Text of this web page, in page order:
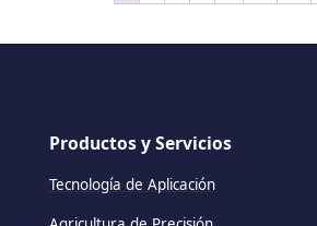
Productos y Servicios
Tecnología de Aplicación